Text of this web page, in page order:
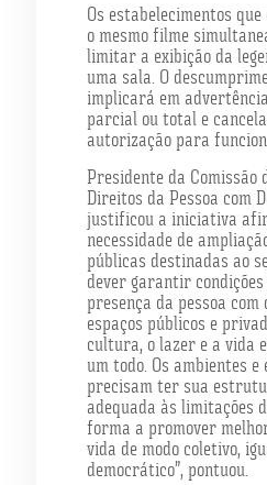
Os estabelecimentos
o mesmo filme
limitar a exibição da
uma sala. O
implicará em
parcial ou total e
autorização para
Presidente da Comissão
Direitos da Pessoa com
justificou a iniciativa
necessidade de
públicas destinadas ao
dever garantir
presença da pessoa
espaços públicos e
cultura, o lazer e a vida
um todo. Os ambientes e
precisam ter sua
adequada às limitações
forma a promover
vida de modo coletivo,
democrático”, pontuou.